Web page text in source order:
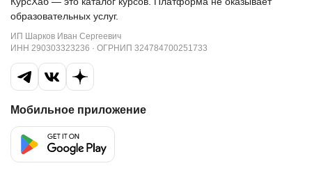
образовательных услуг.
ИП Шарков Иван Сергеевич
ИНН 290303323236 · ОГРНИП 324784700251733
Мобильное приложение